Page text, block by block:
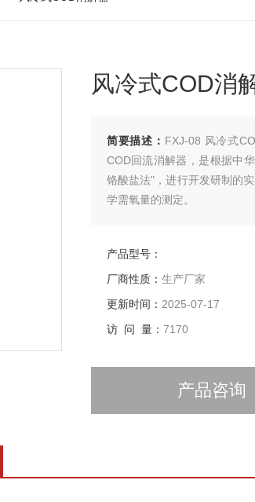
风冷式COD消
简要描述： FXJ-08 风冷式
COD回流消解器，是根据中
铬酸盐法"，进行开发研制的
学需氧量的测定。
产品型号：
厂商性质： 生产厂家
更新时间： 2025-07-17
访 问 量： 7170
产品咨询